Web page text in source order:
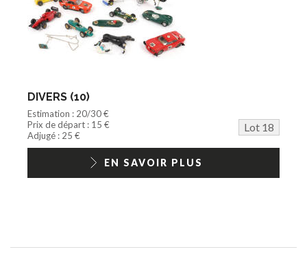
DIVERS (10)
Estimation : 20/30 €
Prix de départ : 15 €
Lot 18
Adjugé : 25 €
EN SAVOIR PLUS